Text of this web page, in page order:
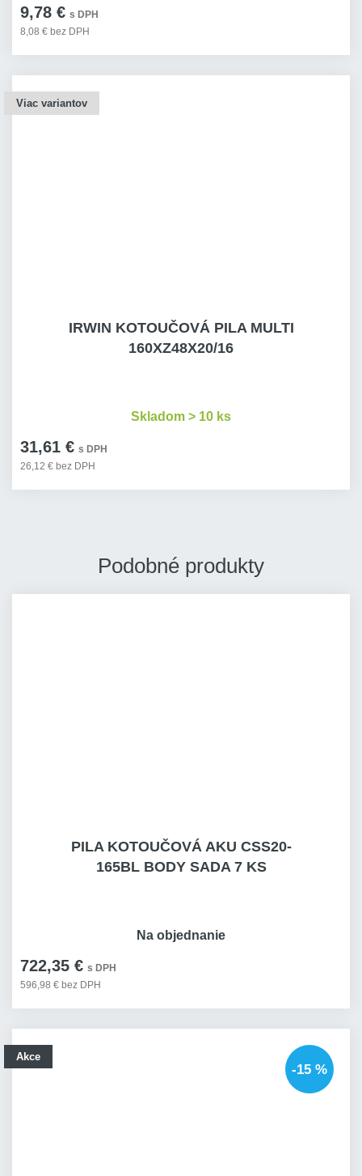
9,78 € s DPH
8,08 € bez DPH
Viac variantov
IRWIN KOTOUČOVÁ PILA MULTI
160XZ48X20/16
31,61 € s DPH
26,12 € bez DPH
Skladom > 10 ks
Podobné produkty
PILA KOTOUČOVÁ AKU CSS20-
165BL BODY SADA 7 KS
722,35 € s DPH
596,98 € bez DPH
Na objednanie
Akce
-15 %